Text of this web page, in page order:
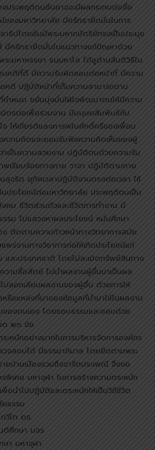
ประพฤติตนอันอาจจะมีผลกระทบต่อชื่อ
ของมหาวิทยาลัย มีศรัทธายึดมั่นในการ
าธิปไตยอันมีพระมหากษัตริย์ทรงเป็นประมุข
มีศรัทธายึดมั่นในแนวทางแก้ปัญหาด้วย
ะมหาหรรษา ธมฺมหาโส ได้ชูด้านสันติวิธีใน
นคติที่ดี มีความรับผิดชอบต่อหน้าที่ มีความ
คติ ปฏิบัติหน้าที่เต็มความสามารถตาม
กำหนด ขยันมุ่งมั่นใฝ่ใจพัฒนาตนให้มีความ
ตรต่อเพื่อร่วมงาน มีมนุษยสัมพันธ์กับ
ให้เกียรติและเคารพในศักดิ์ศรีของเพื่อน
ความคิดและยอมรับฟังความคิดเห็นของผู้
เป็นความสวยงาม ปฏิบัติตนด้วยความรับ
เรียบร้อยทางกาย วาจา ปฏิบัติตามกาย
สุจริต อุทิศเวลาปฏิบัติงานตรงต่อเวลา ใช้
นประโยชน์ต่อมหาวิทยาลัย ประพฤติตนเป็น
คม ชีวิตส่วนตัวและชีวิตการทำงาน มี
รรม ไม่แสวงหาผลประโยชน์ หมั่นศึกษา
ติดตามความก้าวหน้าทางวิทยาการสมัย
พร่งานทางวิชาการก่อให้เกิดประโยชน์แก่
ละประเทศชาติ โดยไม่ละเมิดทรัพย์สินทาง
ามซื่อสัตย์ ไม่นำผลงานผู้อื่นมาเป็นผล
ม่ลอกเลียนผลงานของผู้อื่น ด้วยการให้
รือแหล่งที่มาของข้อมูลที่นำมาใช้ในผลงาน
ของตนเอง โดยชอบธรรมและชอบด้วย
ด ๒๖ ข้อ
ะหนักอย่างมากในการบริหารจัดการองค์กร
จสอบได้ มีธรรมาภิบาล โดยยึดตามพระ
ยบ้านเมืองรวมถึงจารีตประเพณี จึงขอ
พิเศษ มหาจุฬา ในการสร้างความตระหนัก
พื่อนำไปปฏิบัติและตระหนักให้เป็นวิถีชีวิต
ธรรม
วิโท ดร.
ติศึกษา มจร
า มหาจุฬา